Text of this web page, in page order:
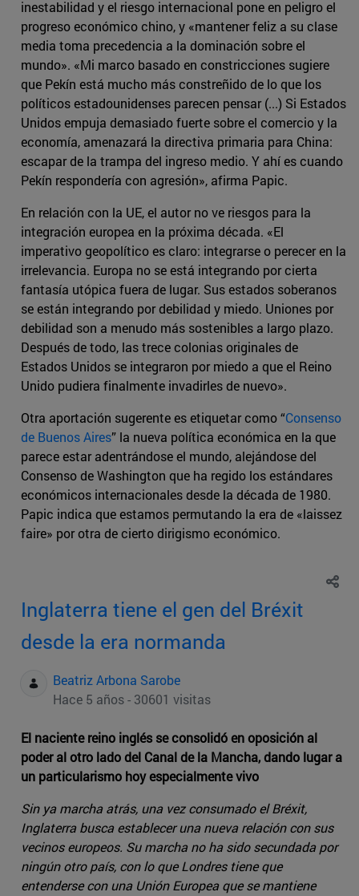
inestabilidad y el riesgo internacional pone en peligro el
progreso económico chino, y «mantener feliz a su clase
media toma precedencia a la dominación sobre el
mundo». «Mi marco basado en constricciones sugiere
que Pekín está mucho más constreñido de lo que los
políticos estadounidenses parecen pensar (...) Si Estados
Unidos empuja demasiado fuerte sobre el comercio y la
economía, amenazará la directiva primaria para China:
escapar de la trampa del ingreso medio. Y ahí es cuando
Pekín respondería con agresión», afirma Papic.
En relación con la UE, el autor no ve riesgos para la
integración europea en la próxima década. «El
imperativo geopolítico es claro: integrarse o perecer en la
irrelevancia. Europa no se está integrando por cierta
fantasía utópica fuera de lugar. Sus estados soberanos
se están integrando por debilidad y miedo. Uniones por
debilidad son a menudo más sostenibles a largo plazo.
Después de todo, las trece colonias originales de
Estados Unidos se integraron por miedo a que el Reino
Unido pudiera finalmente invadirles de nuevo».
Otra aportación sugerente es etiquetar como “Consenso
de Buenos Aires” la nueva política económica en la que
parece estar adentrándose el mundo, alejándose del
Consenso de Washington que ha regido los estándares
económicos internacionales desde la década de 1980.
Papic indica que estamos permutando la era de «laissez
faire» por otra de cierto dirigismo económico.
Inglaterra tiene el gen del Bréxit
desde la era normanda
Beatriz Arbona Sarobe
Hace 5 años - 30601 visitas
El naciente reino inglés se consolidó en oposición al
poder al otro lado del Canal de la Mancha, dando lugar a
un particularismo hoy especialmente vivo
Sin ya marcha atrás, una vez consumado el Bréxit,
Inglaterra busca establecer una nueva relación con sus
vecinos europeos. Su marcha no ha sido secundada por
ningún otro país, con lo que Londres tiene que
entenderse con una Unión Europea que se mantiene